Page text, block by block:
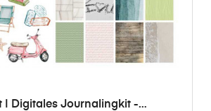
| Digitales Journalingkit -